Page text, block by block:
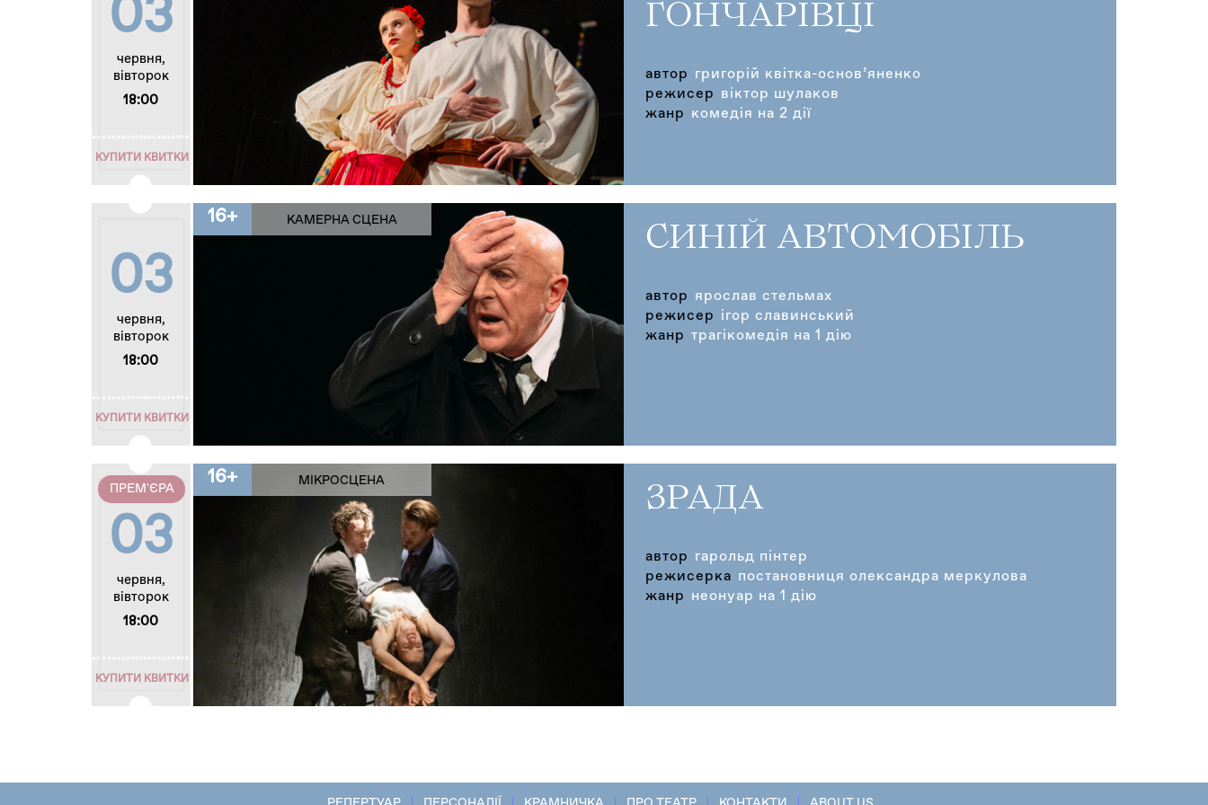
03
червня,
вівторок
18:00
КУПИТИ КВИТКИ
ГОНЧАРІВЦІ
автор
григорій квітка-основ’яненко
режисер
віктор шулаков
жанр
комедія на 2 дії
03
червня,
вівторок
18:00
КУПИТИ КВИТКИ
16+ КАМЕРНА СЦЕНА
СИНІЙ АВТОМОБІЛЬ
автор
ярослав стельмах
режисер
ігор славинський
жанр трагікомедія на 1 дію
03
червня,
вівторок
18:00
ПРЕМ'ЄРА
КУПИТИ КВИТКИ
16+ МІКРОСЦЕНА
ЗРАДА
автор
гарольд пінтер
режисерка постановниця олександра меркулова
жанр
неонуар на 1 дію